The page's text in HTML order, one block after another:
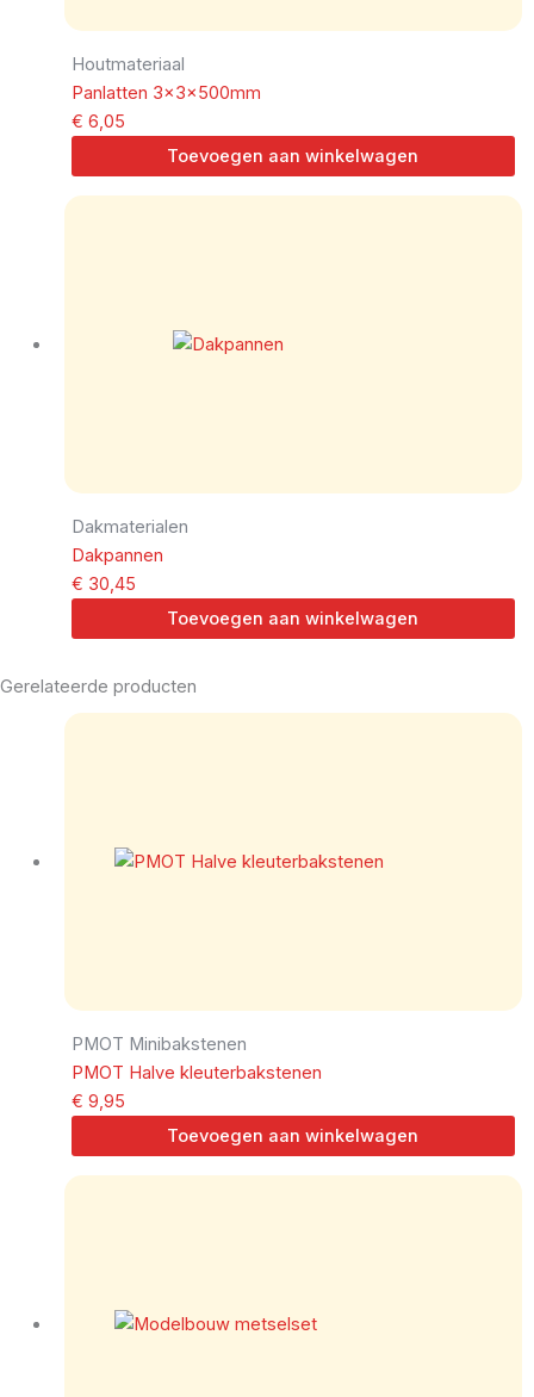
Houtmateriaal
Panlatten 3x3x500mm
€ 6,05
Toevoegen aan winkelwagen
Dakmaterialen
Dakpannen
€ 30,45
Toevoegen aan winkelwagen
Gerelateerde producten
PMOT Minibakstenen
PMOT Halve kleuterbakstenen
€ 9,95
Toevoegen aan winkelwagen